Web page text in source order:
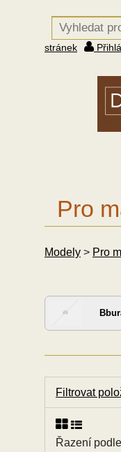
stránek
Pro
Modely > Pro
Filtrovat
Řazení podle